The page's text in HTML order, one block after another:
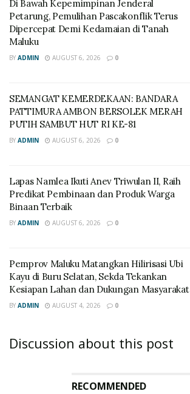
Di Bawah Kepemimpinan Jenderal
Petarung, Pemulihan Pascakonflik Terus
Dipercepat Demi Kedamaian di Tanah
Maluku
BY ADMIN AUGUST 6, 2026 0
SEMANGAT KEMERDEKAAN: BANDARA
PATTIMURA AMBON BERSOLEK MERAH
PUTIH SAMBUT HUT RI KE-81
BY ADMIN AUGUST 6, 2026 0
Lapas Namlea Ikuti Anev Triwulan II, Raih
Predikat Pembinaan dan Produk Warga
Binaan Terbaik
BY ADMIN AUGUST 6, 2026 0
‎Pemprov Maluku Matangkan Hilirisasi Ubi
Kayu di Buru Selatan, Sekda Tekankan
Kesiapan Lahan dan Dukungan Masyarakat
BY ADMIN AUGUST 4, 2026 0
Discussion about this post
RECOMMENDED